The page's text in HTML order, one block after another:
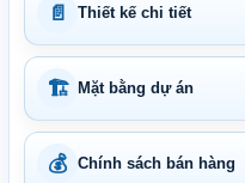
📄 Thiết kế chi tiết
🏗 Mặt bằng dự án
💰 Chính sách bán hàng